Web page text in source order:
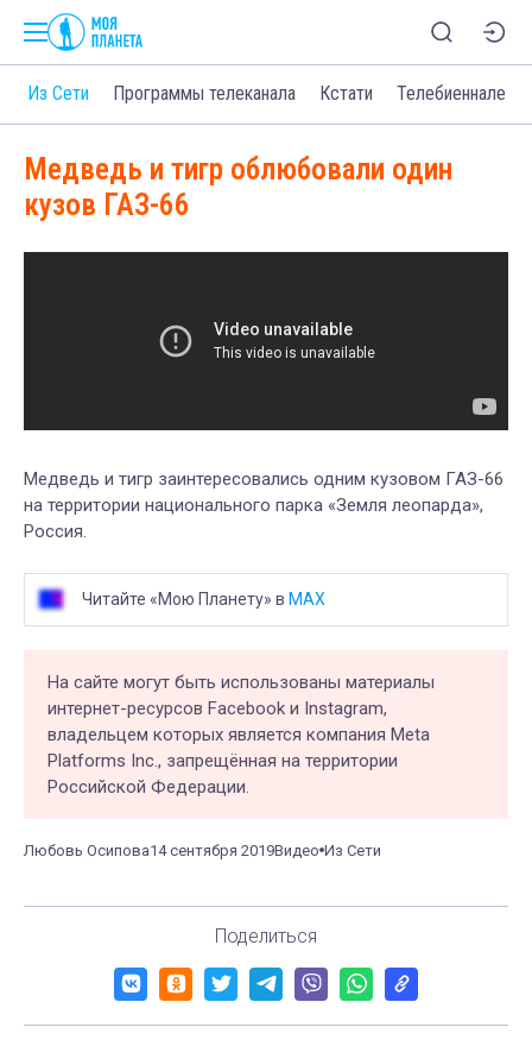
Из Сети Программы телеканала Кстати Телебиеннале
Медведь и тигр облюбовали один
кузов ГАЗ-66
Медведь и тигр заинтересовались одним кузовом ГАЗ-66
на территории национального парка «Земля леопарда»,
Россия.
Читайте «Мою Планету» в MAX
На сайте могут быть использованы материалы
интернет-ресурсов Facebook и Instagram,
владельцем которых является компания Meta
Platforms Inc., запрещённая на территории
Российской Федерации.
Любовь Осипова14 сентября 2019Видео Из Сети
Поделиться